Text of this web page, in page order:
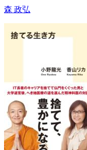
森 政弘